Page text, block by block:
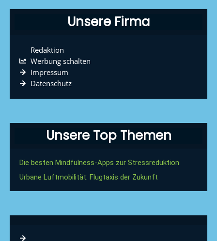
Unsere Firma
Redaktion
Werbung schalten
Impressum
Datenschutz
Unsere Top Themen
Die besten Mindfulness-Apps zur Stressreduktion
Urbane Luftmobilität: Flugtaxis der Zukunft